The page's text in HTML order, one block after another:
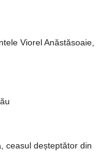
Viorel Anăstăsoaie,
ceasul deșteptător din